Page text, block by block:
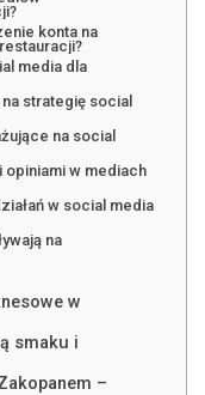
konta na
media dla
strategię social
na social
opiniami w mediach
w social media
na
w
smaku i
–